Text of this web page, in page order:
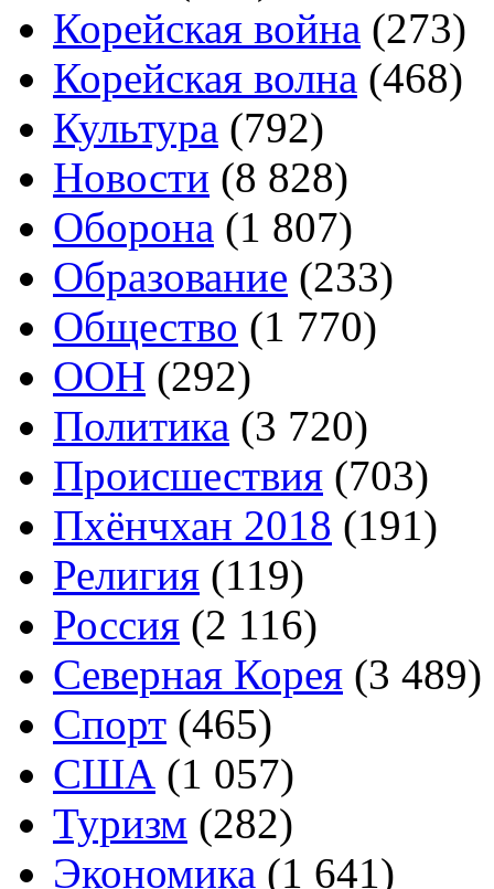
Корейская война (273)
Корейская волна (468)
Культура (792)
Новости (8 828)
Оборона (1 807)
Образование (233)
Общество (1 770)
ООН (292)
Политика (3 720)
Происшествия (703)
Пхёнчхан 2018 (191)
Религия (119)
Россия (2 116)
Северная Корея (3 489)
Спорт (465)
США (1 057)
Туризм (282)
Экономика (1 641)